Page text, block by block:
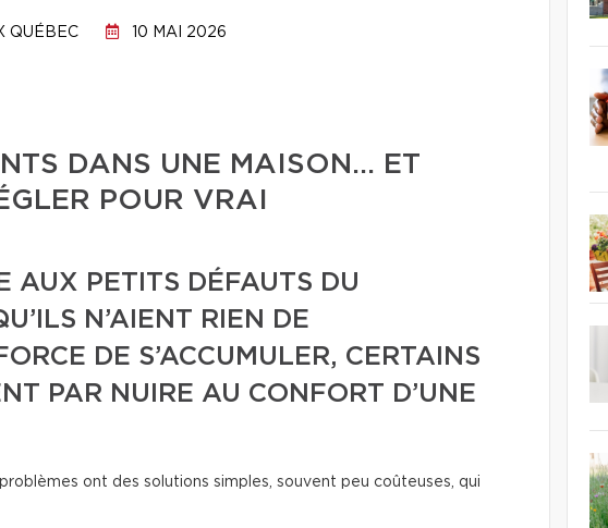
QUÉBEC 10 MAI 2026
DANS UNE MAISON… ET
POUR VRAI
AUX PETITS DÉFAUTS DU
N’AIENT RIEN DE
DE S’ACCUMULER, CERTAINS
PAR NUIRE AU CONFORT D’UNE
ont des solutions simples, souvent peu coûteuses, qui